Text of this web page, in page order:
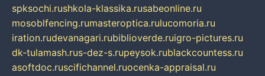
spksochi.rushkola-klassika.rusabeonline.ru
mosoblfencing.rumasteroptica.rulucomoria.ru
iration.rudevanagari.rubiblioverde.ruigro-pictures.ru
dk-tulamash.rus-dez-s.rupeysok.rublackcountess.ru
asoftdoc.ruscifichannel.ruocenka-appraisal.ru